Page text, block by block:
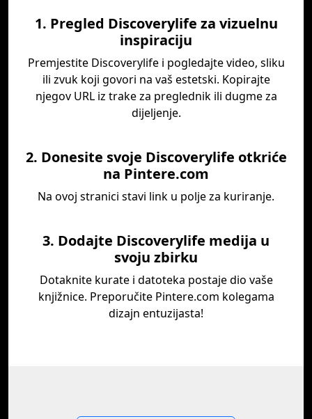
1. Pregled Discoverylife za vizuelnu
inspiraciju
Premjestite Discoverylife i pogledajte video, sliku
ili zvuk koji govori na vaš estetski. Kopirajte
njegov URL iz trake za preglednik ili dugme za
dijeljenje.
2. Donesite svoje Discoverylife otkriće
na Pintere.com
Na ovoj stranici stavi link u polje za kuriranje.
3. Dodajte Discoverylife medija u
svoju zbirku
Dotaknite kurate i datoteka postaje dio vaše
knjižnice. Preporučite Pintere.com kolegama
dizajn entuzijasta!